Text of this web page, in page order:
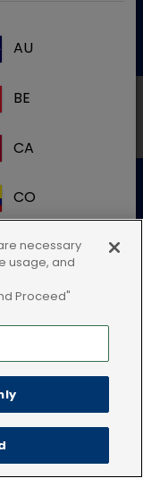
AU
BE
CA
CO
DK
FI
IE
necessary
usage, and
Proceed"